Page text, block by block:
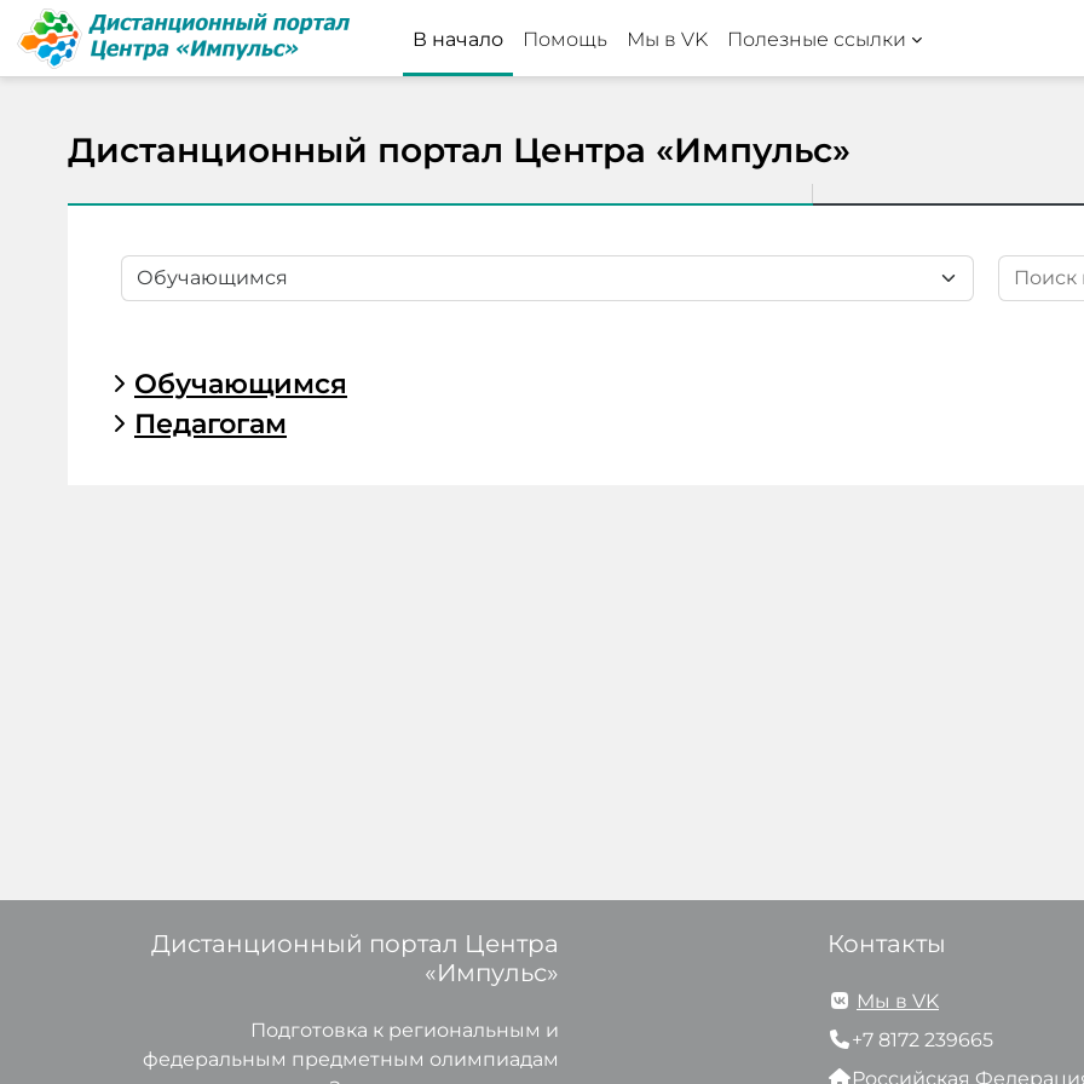
Перейти к основному содержанию
В начало
Помощь Мы в VK Полезные ссылки
Дистанционный портал Центра «Импульс»
Категории курсов
Обучающимся
Педагогам
Дистанционный портал Центра
«Импульс»
Подготовка к региональным и
федеральным предметным олимпиадам
Контакты
Мы в VK
+7 8172 239665
Российская